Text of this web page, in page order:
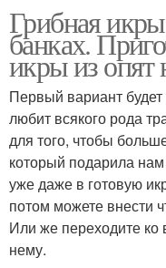
Грибная
банках.
икры из опят
Первый вариант будет
любит всякого рода
для того, чтобы
который подарила
уже даже в готовую
потом можете внести
Или же переходите ко
нему.